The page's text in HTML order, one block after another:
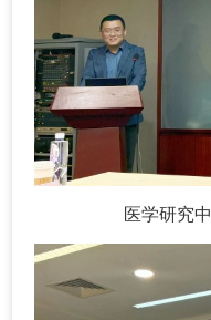
医学研究